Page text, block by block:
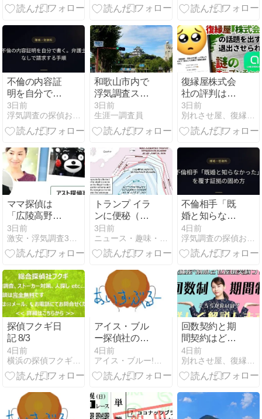
偵
不倫の内容証
明を自分で書
く。弁護士な
しで請求する
手順
3日前
浮気調査の探偵おすすめ19社を比較【2026年最新】
和歌山市内で
浮気調査スペ
シャルプラン
を実施する探
偵・興信所
3日前
生涯一調査員
復縁屋株式会
社の評判はオ
ープンチャッ
トだけで判断
できる？契約
3日前
別れさせ屋、復縁屋ジースタイル怒り心頭ブログ
ママ探偵は
「広陵高野球
部でいじめ重
大事態発生」
検証します
ト探偵事務所
3日前
トランプ イラ
ンに便秘（打
つ手なし）
か？
3日前
不倫相手「既
婚と知らなか
った」を覆す
証拠の固め方
4日前
探偵フクギ日
記 8/3
4日前
横浜の探偵フクギ日記
アイス・ブル
ー探偵社の固
定電話の着信
設定を変えた
方が良いかね
4日前
回数契約と期
間契約はどち
らが良い？契
約形態より確
認したいこと
4日前